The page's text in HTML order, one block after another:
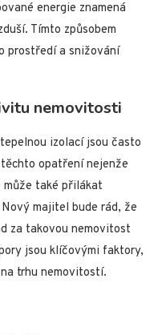
energie znamená
Tímto způsobem
prostředí a snižování
nemovitosti
izolací jsou často
opatření nejenže
může také přilákat
majitel bude rád, že
za takovou nemovitost
jsou klíčovými faktory,
trhu nemovitostí.